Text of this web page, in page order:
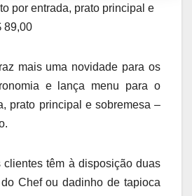
por entrada, prato principal e
89,00
mais uma novidade para os
e lança menu para o
prato principal e sobremesa –
clientes têm à disposição duas
Chef ou dadinho de tapioca